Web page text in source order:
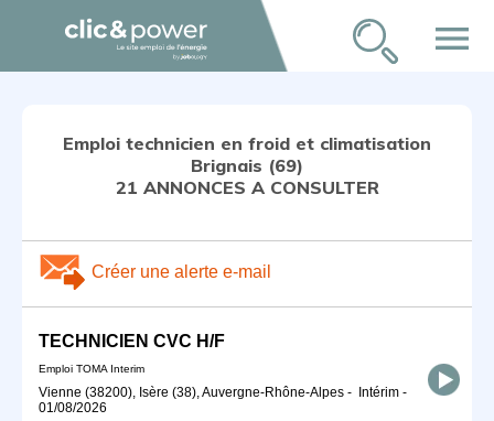
menu
Emploi technicien en froid et climatisation
Brignais (69)
21 ANNONCES A CONSULTER
Créer une alerte e-mail
TECHNICIEN CVC H/F
Emploi TOMA Interim
Vienne (38200), Isère (38), Auvergne-Rhône-Alpes - Intérim -
01/08/2026